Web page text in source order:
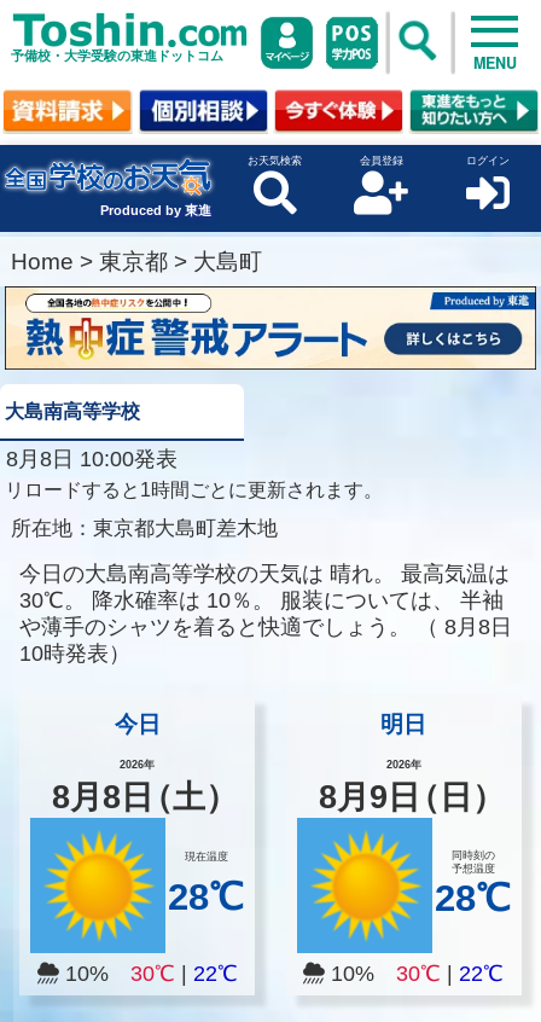
予備校・大学受験の東進ドットコム MENU
Produced by 東進
お天気検索 会員登録 ログイン
Home > 東京都 > 大島町
大島南高等学校
8月8日 10:00発表
リロードすると1時間ごとに更新されます。
所在地： 東京都大島町差木地
今日の大島南高等学校の天気は 晴れ。
最高気温は
30℃。
降水確率は 10％。 服装については、
半袖
や薄手のシャツを着ると快適でしょう。
（ 8月8日
10時発表）
今日
2026年
8月8 日（土）
現在温度
28℃
10% 30℃ 22℃
明日
2026年
8月 9 日（日）
同時刻の
予想温度
28℃
10%30℃ |22℃